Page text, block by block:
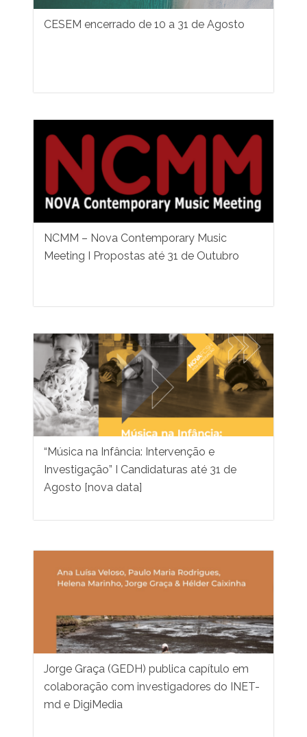
CESEM encerrado de 10 a 31 de Agosto
NCMM – Nova Contemporary Music
Meeting I Propostas até 31 de Outubro
“Música na Infância: Intervenção e
Investigação” I Candidaturas até 31 de
Agosto [nova data]
Jorge Graça (GEDH) publica capítulo em
colaboração com investigadores do INET-
md e DigiMedia